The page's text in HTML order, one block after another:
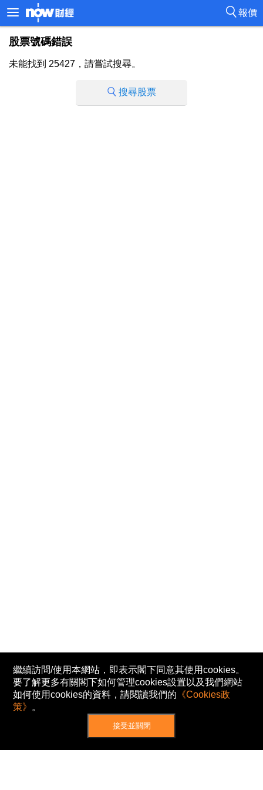
報價
股票號碼錯誤
未能找到 25427，請嘗試搜尋。
搜尋股票
繼續訪問/使用本網站，即表示閣下同意其使用cookies。
要了解更多有關閣下如何管理cookies設置以及我們網站
如何使用cookies的資料，請閱讀我們的 《Cookies政
策》 。
接受並關閉